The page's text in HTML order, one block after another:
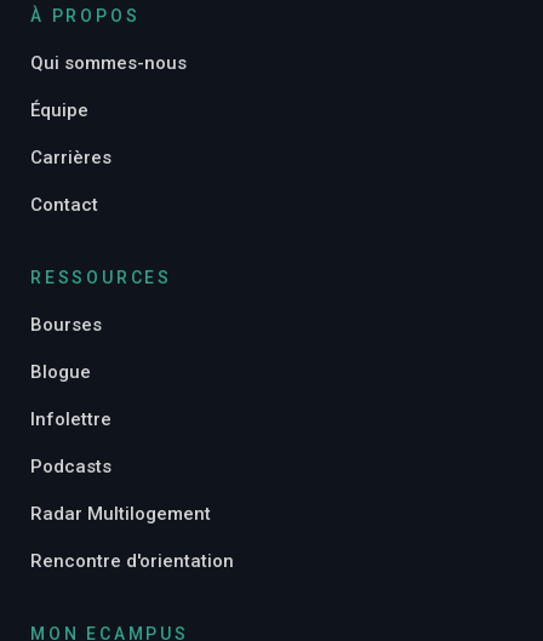
À PROPOS
Qui sommes-nous
Équipe
Carrières
Contact
RESSOURCES
Bourses
Blogue
Infolettre
Podcasts
Radar Multilogement
Rencontre d'orientation
MON ECAMPUS